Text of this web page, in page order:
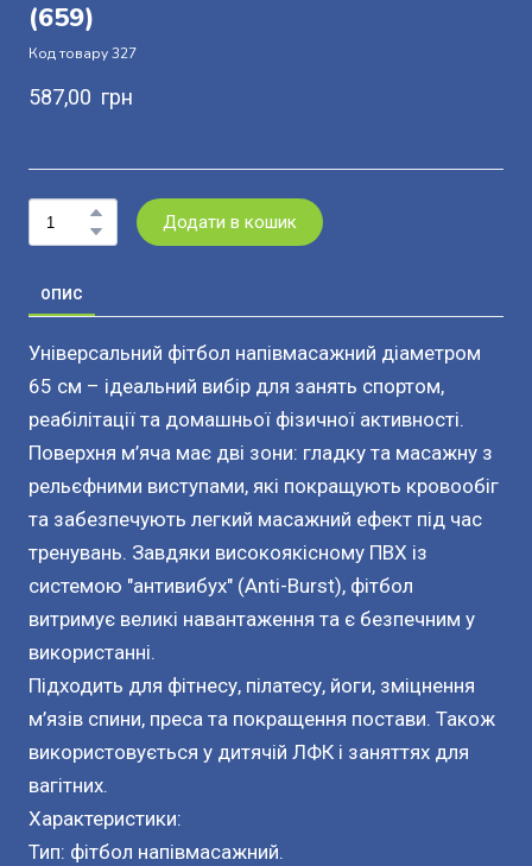
(659)
Код товару 327
587,00  грн
Додати в кошик
ОПИС
Універсальний фітбол напівмасажний діаметром
65 см – ідеальний вибір для занять спортом,
реабілітації та домашньої фізичної активності.
Поверхня м’яча має дві зони: гладку та масажну з
рельєфними виступами, які покращують кровообіг
та забезпечують легкий масажний ефект під час
тренувань. Завдяки високоякісному ПВХ із
системою "антивибух" (Anti-Burst), фітбол
витримує великі навантаження та є безпечним у
використанні.
Підходить для фітнесу, пілатесу, йоги, зміцнення
м’язів спини, преса та покращення постави. Також
використовується у дитячій ЛФК і заняттях для
вагітних.
Характеристики:
Тип: фітбол напівмасажний.